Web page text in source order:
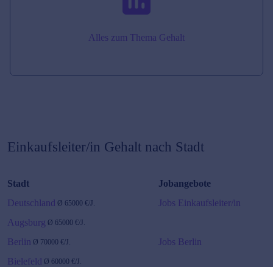
Alles zum Thema Gehalt
Einkaufsleiter/in Gehalt nach Stadt
Stadt
Jobangebote
Deutschland Ø 65000 €/J.
Jobs Einkaufsleiter/in
Augsburg Ø 65000 €/J.
Berlin Ø 70000 €/J.
Jobs Berlin
Bielefeld Ø 60000 €/J.